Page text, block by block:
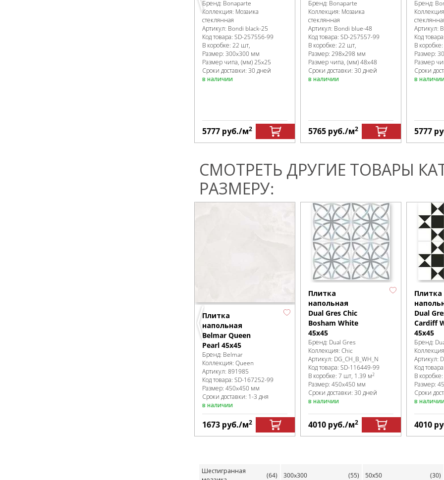
Бренд: Bonaparte
Коллекция: Мозаика
стеклянная
Артикул: Bondi black-25
Код товара: SD-257556-99
В коробке: 22 шт,
Размер: 300x300 мм
Размер чипа, (мм)25x25
Сроки доставки: 30 дней
в наличии
5777 руб./м2
Бренд: Bonaparte
Коллекция: Мозаика
стеклянная
Артикул: Bondi blue-48
Код товара: SD-257557-99
В коробке: 22 шт,
Размер: 298x298 мм
Размер чипа, (мм)48x48
Сроки доставки: 30 дней
в наличии
5765 руб./м2
Бренд:
Артикул:
Код товара:
В коробке:
Размер:
Размер
Сроки
в наличии
5777
СМОТРЕТЬ ДРУГИЕ ТОВАРЫ
РАЗМЕРУ:
Плитка
напольная
Belmar Queen
Pearl 45x45
Бренд: Belmar
Коллекция: Queen
Артикул: 891985
Код товара: SD-167252-99
Размер: 450x450 мм
Сроки доставки: 1-3 дня
в наличии
1673 руб./м2
Плитка
напольная
Dual Gres Chic
Bosham White
45х45
Бренд: Dual Gres
Коллекция: Chic
Артикул: DG_CH_B_WH_N
Код товара: SD-116449-99
В коробке: 7 шт, 1.39 м2
Размер: 450x450 мм
Сроки доставки: 30 дней
в наличии
4010 руб./м2
Плитка
Dual
Cardiff
45х45
Бренд:
Артикул:
Код товара:
В коробке:
Размер:
Сроки
в наличии
4010
Шестигранная
(64) 300x300 (55) 50х50 (30)